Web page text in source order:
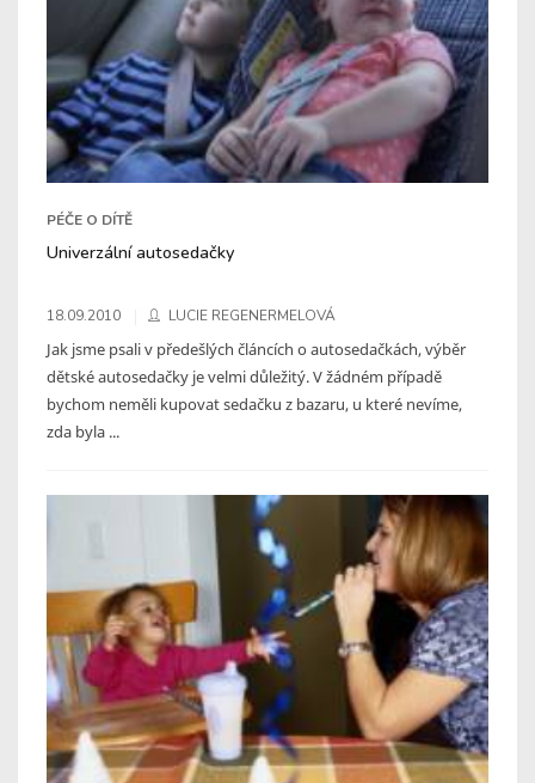
PÉČE O DÍTĚ
Univerzální autosedačky
18.09.2010 LUCIE REGENERMELOVÁ
Jak jsme psali v předešlých článcích o autosedačkách, výběr
dětské autosedačky je velmi důležitý. V žádném případě
bychom neměli kupovat sedačku z bazaru, u které nevíme,
zda byla ...